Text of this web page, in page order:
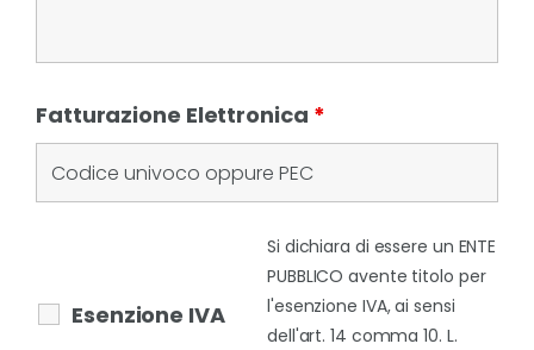
Fatturazione Elettronica *
Esenzione IVA
Si dichiara di essere un ENTE
PUBBLICO avente titolo per
l'esenzione IVA, ai sensi
dell'art. 14 comma 10. L.